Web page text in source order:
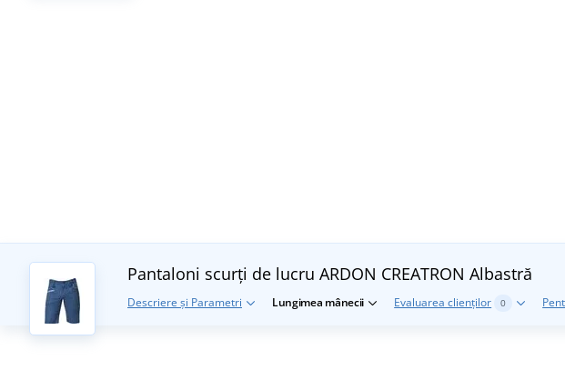
Pantaloni scurți de lucru ARDON CREATRON Albastră
Descriere și Parametri Lungimea mânecii Evaluarea clienților 0